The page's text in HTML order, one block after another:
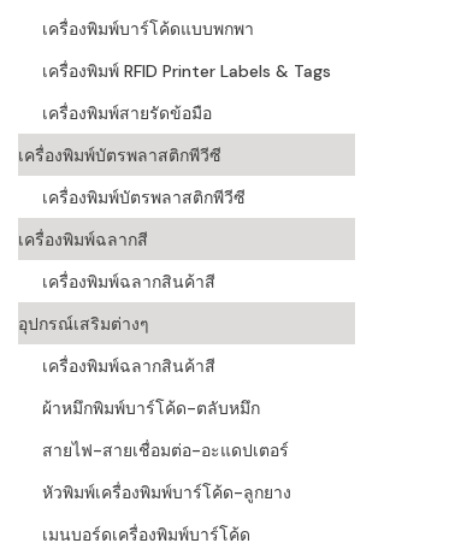
เครื่องพิมพ์บาร์โค้ดแบบพกพา
เครื่องพิมพ์ RFID Printer Labels & Tags
เครื่องพิมพ์สายรัดข้อมือ
เครื่องพิมพ์บัตรพลาสติกพีวีซี
เครื่องพิมพ์บัตรพลาสติกพีวีซี
เครื่องพิมพ์ฉลากสี
เครื่องพิมพ์ฉลากสินค้าสี
อุปกรณ์เสริมต่างๆ
เครื่องพิมพ์ฉลากสินค้าสี
ผ้าหมึกพิมพ์บาร์โค้ด-ตลับหมึก
สายไฟ-สายเชื่อมต่อ-อะแดปเตอร์
หัวพิมพ์เครื่องพิมพ์บาร์โค้ด-ลูกยาง
เมนบอร์ดเครื่องพิมพ์บาร์โค้ด